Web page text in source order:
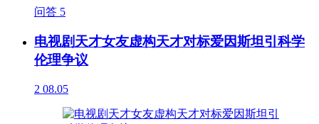
问答 5
电视剧天才女友虚构天才对标爱因斯坦引科学
伦理争议
2 08.05